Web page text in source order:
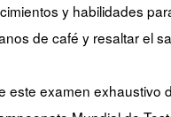
y habilidades
de café y resaltar el
este examen exhaustivo